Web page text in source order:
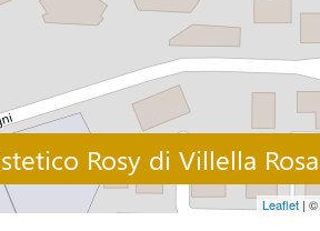
Leaflet | ©
Rosy di Villella